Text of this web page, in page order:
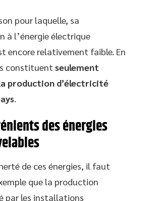
pour laquelle, sa
à l’énergie électrique
encore relativement faible. En
constituent seulement
production d’électricité
des énergies
de ces énergies, il faut
que la production
par les installations